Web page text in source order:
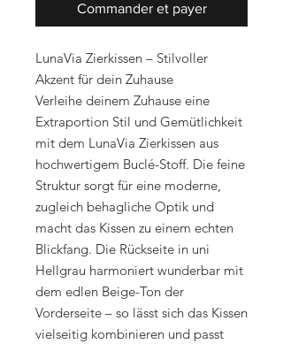
Commander et payer
LunaVia Zierkissen – Stilvoller
Akzent für dein Zuhause
Verleihe deinem Zuhause eine
Extraportion Stil und Gemütlichkeit
mit dem LunaVia Zierkissen aus
hochwertigem Buclé-Stoff. Die feine
Struktur sorgt für eine moderne,
zugleich behagliche Optik und
macht das Kissen zu einem echten
Blickfang. Die Rückseite in uni
Hellgrau harmoniert wunderbar mit
dem edlen Beige-Ton der
Vorderseite – so lässt sich das Kissen
vielseitig kombinieren und passt